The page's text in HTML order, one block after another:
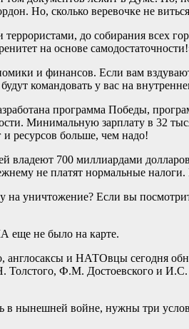
Но, сколько веревочке не
до собирания всех
на основе
и финансов. Если вам
командовать у вас на
программа Победы,
Минимальную зарплату в 32
ресурсов больше, чем надо!
владеют 700 миллиардами
не платят нормальные
уничтожение? Если вы
еще не было на карте.
англосаксы и НАТОвцы сегодня
Ф.М. Достоевского и
нынешней войне, нужны три